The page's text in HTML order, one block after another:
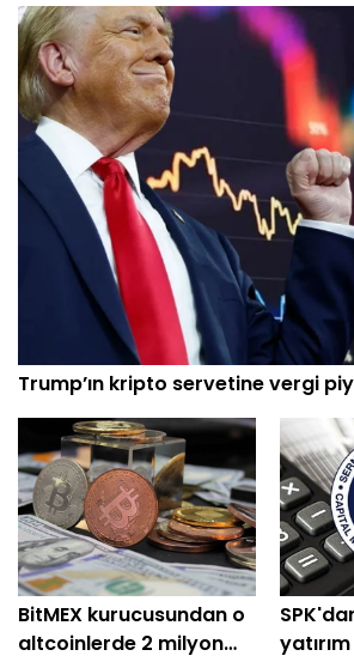
Trump’ın kripto servetine vergi
BitMEX kurucusundan o
altcoinlerde 2 milyon